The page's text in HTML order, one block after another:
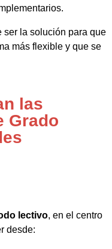
ser la solución para que
más flexible y que se
las
Grado
lectivo, en el centro
desde: